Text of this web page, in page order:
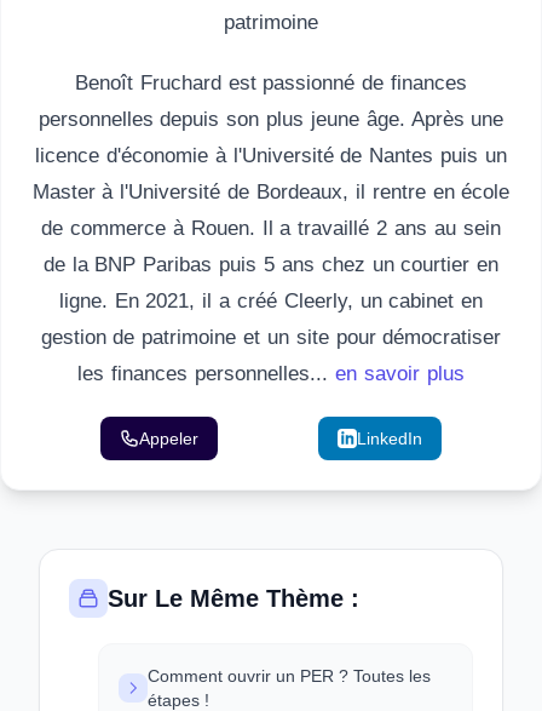
patrimoine
Benoît Fruchard est passionné de finances
personnelles depuis son plus jeune âge. Après une
licence d'économie à l'Université de Nantes puis un
Master à l'Université de Bordeaux, il rentre en école
de commerce à Rouen. Il a travaillé 2 ans au sein
de la BNP Paribas puis 5 ans chez un courtier en
ligne. En 2021, il a créé Cleerly, un cabinet en
gestion de patrimoine et un site pour démocratiser
les finances personnelles... en savoir plus
Appeler LinkedIn
Sur Le Même Thème :
Comment ouvrir un PER ? Toutes les
étapes !